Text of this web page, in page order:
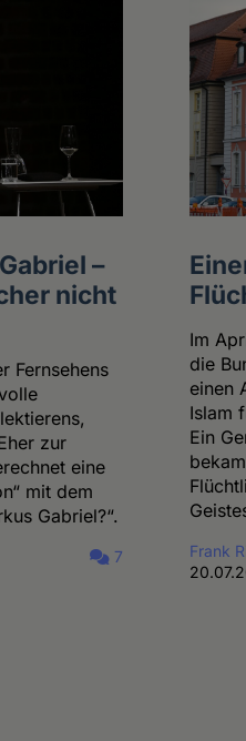
–
nicht
Fernsehens
zur
eine
mit dem
Gabriel?“.
7
Im
die
einen
Islam
Ein
Frank